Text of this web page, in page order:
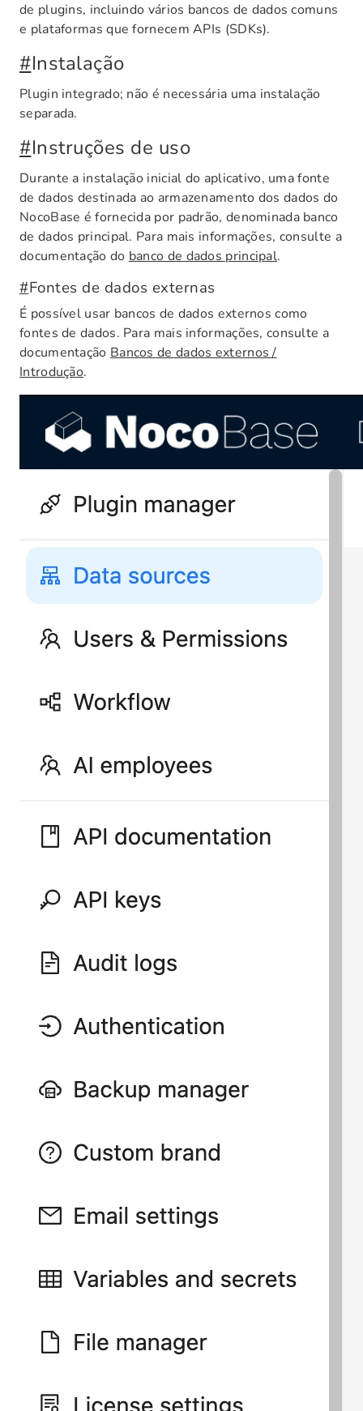
de plugins, incluindo vários bancos de dados comuns
e plataformas que fornecem APIs (SDKs).
#Instalação
Plugin integrado; não é necessária uma instalação
separada.
#Instruções de uso
Durante a instalação inicial do aplicativo, uma fonte
de dados destinada ao armazenamento dos dados do
NocoBase é fornecida por padrão, denominada banco
de dados principal. Para mais informações, consulte a
documentação do banco de dados principal.
#Fontes de dados externas
É possível usar bancos de dados externos como
fontes de dados. Para mais informações, consulte a
documentação Bancos de dados externos /
Introdução.